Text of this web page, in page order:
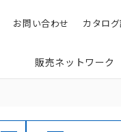
検索 カタロ
お問い合わせ
販売ネットワーク